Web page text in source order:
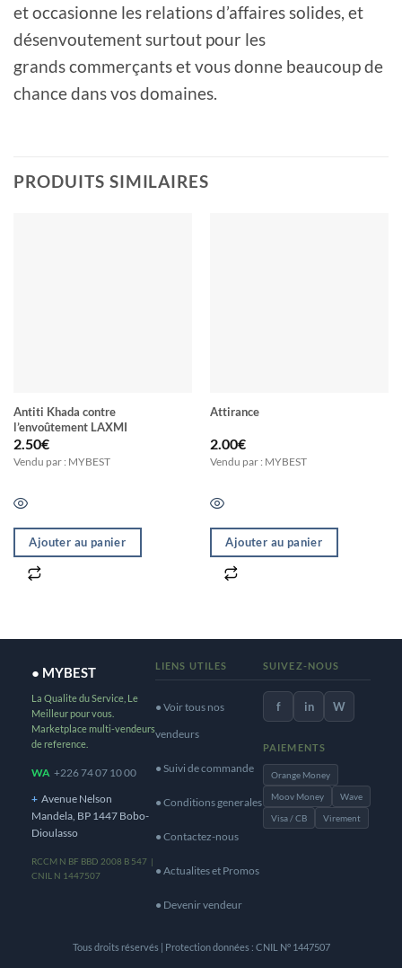
et occasionne les relations d’affaires solides, et
désenvoutement surtout pour les
grands commerçants et vous donne beaucoup de
chance dans vos domaines.
PRODUITS SIMILAIRES
Antiti Khada contre
l’envoûtement LAXMI
2.50€
Vendu par : MYBEST
Ajouter au panier
Attirance
2.00€
Vendu par : MYBEST
Ajouter au panier
● MYBEST
La Qualite du Service, Le
Meilleur pour vous.
Marketplace multi-vendeurs
de reference.
WA +226 74 07 10 00
+ Avenue Nelson
Mandela, BP 1447 Bobo-
Dioulasso
RCCM N BF BBD 2008 B 547 |
CNIL N 1447507
LIENS UTILES
● Voir tous nos
vendeurs
● Suivi de commande
● Conditions generales
● Contactez-nous
● Actualites et Promos
● Devenir vendeur
SUIVEZ-NOUS
f in W
PAIEMENTS
Orange Money
Moov Money
Wave
Visa / CB
Virement
Tous droits réservés | Protection données : CNIL N° 1447507